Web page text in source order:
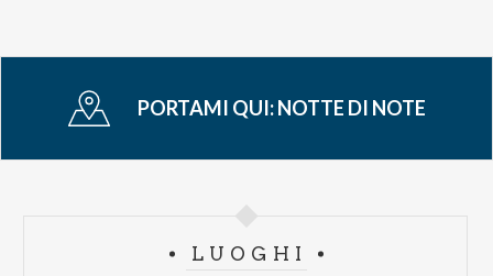
PORTAMI QUI:NOTTE DI NOTE
LUOGHI